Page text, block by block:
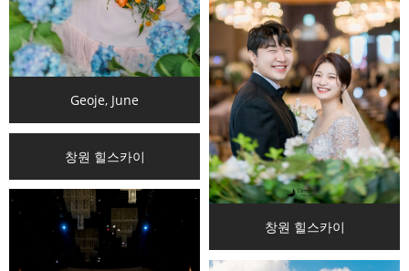
Geoje, June
창원 힐스카이
창원 힐스카이